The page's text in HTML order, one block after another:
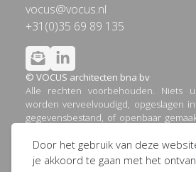
Door het gebruik van deze
je akkoord te gaan met het
vocus@vocus.nl
+31(0)35 69 89 135
© VOCUS architecten bna bv
Alle rechten voorbehouden. Niets
worden verveelvoudigd, opgeslagen
gegevensbestand, of openbaar
kopieën, of op welke andere
voorafgaande schriftelijke